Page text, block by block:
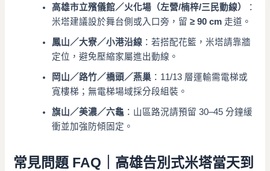
高雄市立殯儀館／火化場（左營/楠梓/三民動線）
：
米塔建議設於舞台側或入口旁，留≥ 90 cm 走道。
鳳山／大寮／小港沿線 ：若搭配花籃，米塔請靠牆
定位，避免壓縮家屬進出動線。
岡山／路竹／橋頭／燕巢 ：11/13 層運輸需電梯或
寬樓梯；無電梯場域採分段組裝。
旗山／美濃／六龜 ：山區路況請預留 30–45 分鐘緩
衝並加強防傾固定。
常見問題 FAQ｜高雄告別式米塔當天到